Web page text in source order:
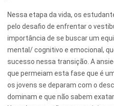
Nessa etapa da vida, os
pelo desafio de enfrentar o
importância de se buscar um
mental/ cognitivo e emocional,
sucesso nessa transição. A
que permeiam esta fase que é
os jovens se deparam com o
dominam e que não sabem